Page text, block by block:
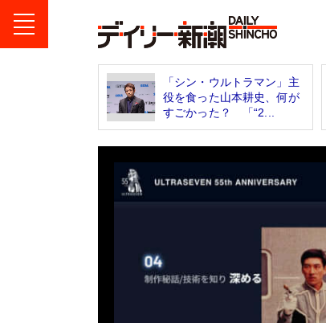
「シン・ウルトラマン」主
役を食った山本耕史、何が
すごかった？ 「“2...